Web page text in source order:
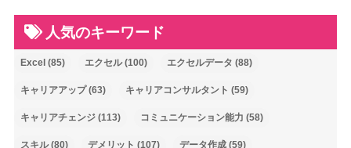
人気のキーワード
Excel (85) エクセル(100) エクセルデータ (88)
キャリアアップ(63) キャリアコンサルタント (59)
キャリアチェンジ(113) コミュニケーション能力 (58)
スキル(80) デメリット (107) データ作成(59)